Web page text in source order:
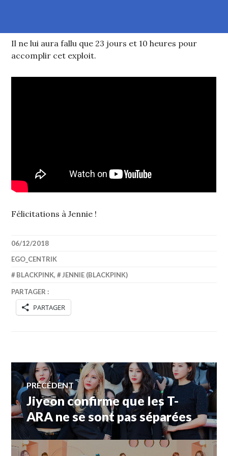
Il ne lui aura fallu que 23 jours et 10 heures pour
accomplir cet exploit.
Félicitations à Jennie !
06/12/2018
EGO_CENTRIK
BLACKPINK, JENNIE (BLACKPINK)
PARTAGER :
PARTAGER
Navigation
de
l’article
PRÉCÉDENT
Article
précédent :
Jiyeon confirme que les T-
ARA ne se sont pas séparées